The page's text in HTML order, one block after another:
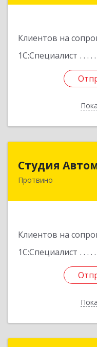
Клиентов на
1С:Специалист
Студия
Протвино
Клиентов на
1С:Специалист
142281,